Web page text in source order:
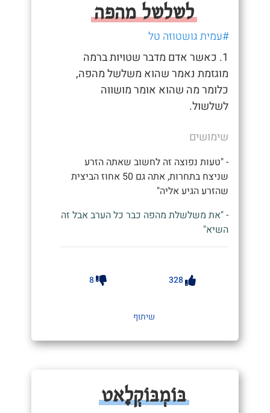
לשלשל מהפה
#עמית גושטוזה טל
1. כאשר אדם מדבר שטויות ברמה
מוגזמת נאמר שהוא משלשל מהפה,
כלומר מה שהוא אומר מושווה
לשלשול.
שימושים
- "טעות נפוצה זה לחשוב שאתה הזרע
שניצח בתחרות, אתה גם 50 אחוז הביצית
שהזרע הגיע אליה"
- "את משלשלת מהפה כבר כל הערב אבל זה
השיא"
328
8
שיתוף
בּוֹמְבּוֹקְלָאט